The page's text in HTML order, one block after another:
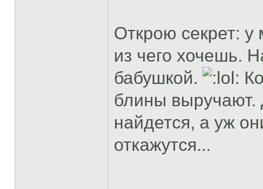
Открою секрет: у
из чего хочешь.
бабушкой.
блины выручают.
найдется, а уж
откажутся...